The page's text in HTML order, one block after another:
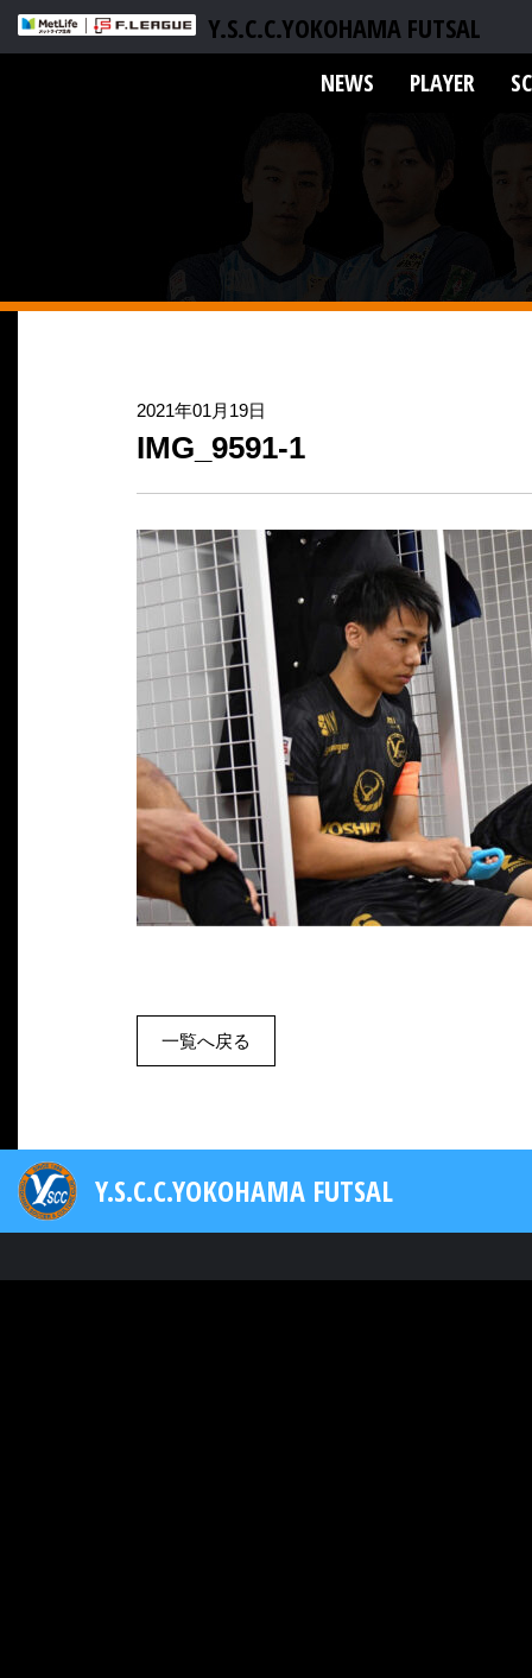
Y.S.C.C.YOKOHAMA FUTSAL
NEWS PLAYER
2021年01月19日
IMG_9591-1
一覧へ戻る
Y.S.C.C.YOKOHAMA FUTSAL